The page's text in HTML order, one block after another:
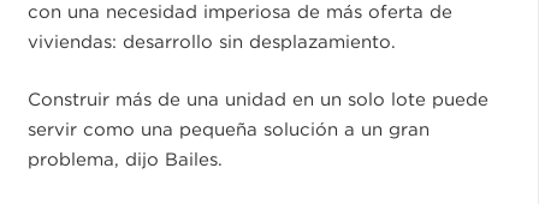
con una necesidad imperiosa de más oferta de
viviendas: desarrollo sin desplazamiento.
Construir más de una unidad en un solo lote puede
servir como una pequeña solución a un gran
problema, dijo Bailes.